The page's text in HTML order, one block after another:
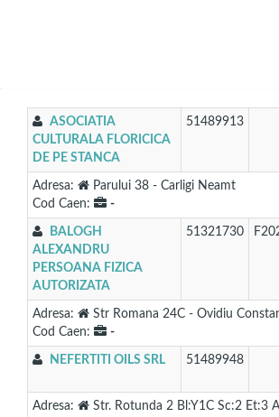
ASOCIATIA
CULTURALA FLORICICA
DE PE STANCA
51489913
Adresa:
Parului 38 - Carligi Neamt
Cod Caen:
-
BALOGH
ALEXANDRU
PERSOANA FIZICA
AUTORIZATA
51321730
Adresa:
Str Romana 24C - Ovidiu
Cod Caen:
-
NEFERTITI OILS SRL 51489948
Adresa: Str. Rotunda 2 Bl:Y1C Sc:2 Et:3